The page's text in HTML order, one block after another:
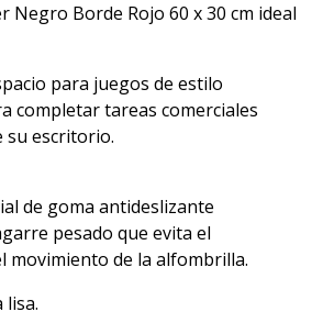
Negro Borde Rojo 60 x 30 cm ideal
para juegos de estilo
completar tareas comerciales
escritorio.
de goma antideslizante
pesado que evita el
movimiento de la alfombrilla.
lisa.